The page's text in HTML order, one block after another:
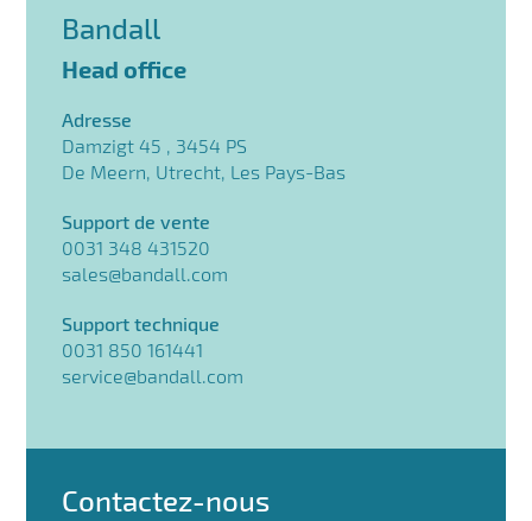
Bandall
Head office
Adresse
Damzigt 45 , 3454 PS
De Meern, Utrecht, Les Pays-Bas
Support de vente
0031 348 431520
sales@bandall.com
Support technique
0031 850 161441
service@bandall.com
Contactez-nous